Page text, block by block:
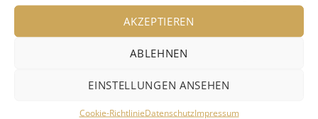
AKZEPTIEREN
ABLEHNEN
EINSTELLUNGEN ANSEHEN
Cookie-RichtlinieDatenschutzImpressum
historischen Filmdokumentationen,
Ausstellungen und Bildungsprojekten. Hinzu
kommen immer neue Medien: Comics, Social
Die Ausstellung nimmt unterschiedliche Aspekte